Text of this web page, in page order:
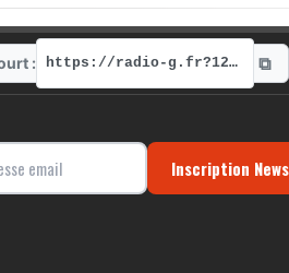
: https://radio-g.fr?12998 ⧉
Inscription